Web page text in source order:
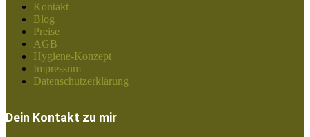
Kontakt
Blog
Preise
AGB
Hygiene-Konzept
Impressum
Datenschutzerklärung
Dein Kontakt zu mir